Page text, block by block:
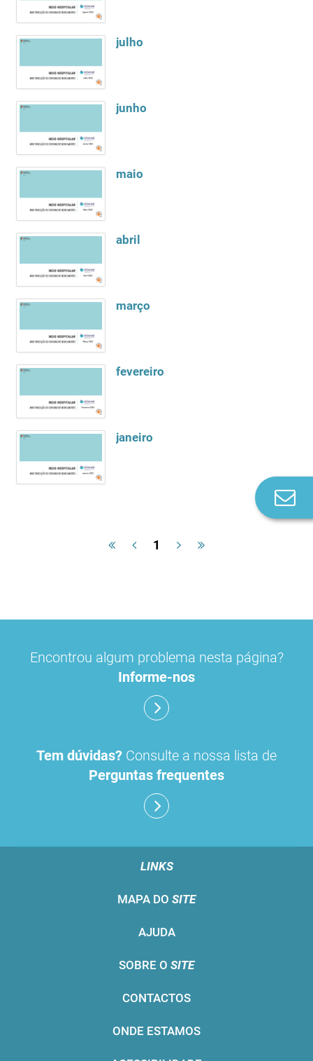
julho
junho
maio
abril
março
fevereiro
janeiro
1
Encontrou algum problema nesta página?
Informe-nos
Tem dúvidas? Consulte a nossa lista de
Perguntas frequentes
LINKS
MAPA DO SITE
AJUDA
SOBRE O SITE
CONTACTOS
ONDE ESTAMOS